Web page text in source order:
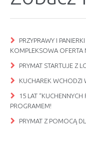
PRZYPRAWY I
KOMPLEKSOWA OFERTA
PRYMAT STARTUJE Z
KUCHAREK WCHODZI
15 LAT “KUCHENNYCH
PROGRAMEM!
PRYMAT Z POMOCĄ